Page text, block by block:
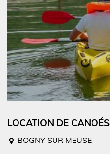
LOCATION DE CANOÉS
BOGNY SUR MEUSE